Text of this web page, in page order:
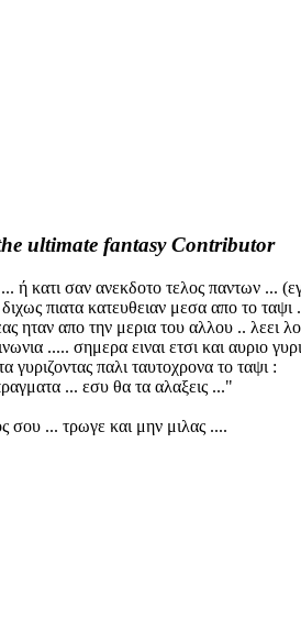
ultimate fantasy Contributor
ή κατι σαν ανεκδοτο τελος παντων ...
διχως πιατα κατευθειαν μεσα απο το
ηταν απο την μερια του αλλου .. λεει
..... σημερα ειναι ετσι και αυριο
γυριζοντας παλι ταυτοχρονα το ταψι :
... εσυ θα τα αλαξεις ..."
σου ... τρωγε και μην μιλας ....